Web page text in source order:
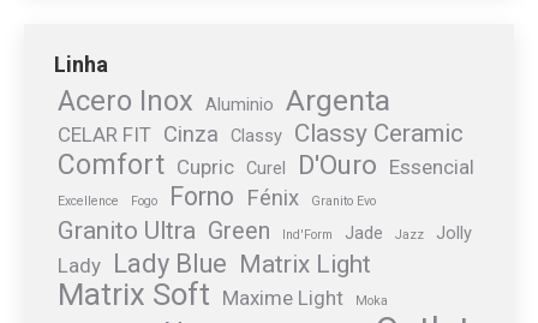
Linha
Acero Inox Aluminio Argenta
CELAR FIT Cinza Classy Classy Ceramic
Comfort Cupric Curel D'Ouro Essencial
Excellence Fogo Forno Fénix Granito Evo
Granito Ultra Green Ind'Form Jade Jazz Jolly
Lady Lady Blue Matrix Light
Matrix Soft Maxime Light Moka